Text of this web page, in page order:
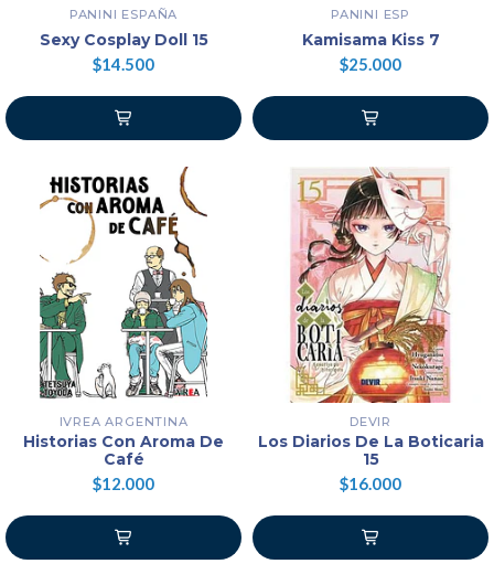
PANINI ESPAÑA
Sexy Cosplay Doll 15
$14.500
PANINI ESP
Kamisama Kiss 7
$25.000
IVREA ARGENTINA
Historias Con Aroma De
Café
$12.000
DEVIR
Los Diarios De La Boticaria
15
$16.000